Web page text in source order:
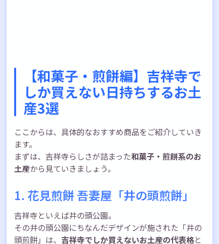
【和菓子・煎餅編】吉祥寺で
しか買えない日持ちするお土
産3選
ここからは、具体的なおすすめ商品をご紹介していき
ます。
まずは、吉祥寺らしさが詰まった和菓子・煎餅系のお
土産から見ていきましょう。
1. 花見煎餅 吾妻屋「井の頭煎餅」
吉祥寺といえば井の頭公園。
その井の頭公園にちなんだデザインが施された「井の
頭煎餅」は、 吉祥寺でしか買えないお土産の代表格と